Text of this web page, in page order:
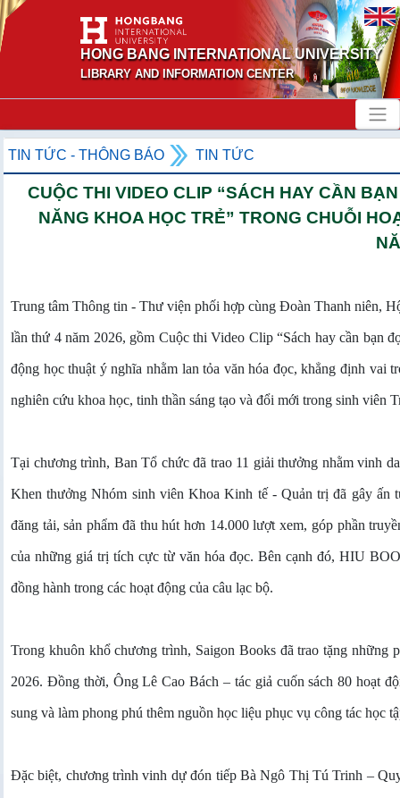
HONG BANG INTERNATIONAL UNIVERSITY
LIBRARY AND INFORMATION CENTER
TIN TỨC - THÔNG BÁO TIN TỨC
CUỘC THI VIDEO CLIP “SÁCH HAY CẦN
NĂNG KHOA HỌC TRẺ” TRONG CHUỖI
Trung tâm Thông tin - Thư viện phối hợp cùng Đoàn Thanh niên,
lần thứ 4 năm 2026, gồm Cuộc thi Video Clip “Sách hay cần bạn
động học thuật ý nghĩa nhằm lan tỏa văn hóa đọc, khẳng định vai
nghiên cứu khoa học, tinh thần sáng tạo và đổi mới trong sinh viên
Tại chương trình, Ban Tổ chức đã trao 11 giải thưởng nhằm vinh
Khen thưởng Nhóm sinh viên Khoa Kinh tế - Quản trị đã gây ấn
đăng tải, sản phẩm đã thu hút hơn 14.000 lượt xem, góp phần
của những giá trị tích cực từ văn hóa đọc. Bên cạnh đó, HIU
đồng hành trong các hoạt động của câu lạc bộ.
Trong khuôn khổ chương trình, Saigon Books đã trao tặng những
2026. Đồng thời, Ông Lê Cao Bách – tác giả cuốn sách 80 hoạt
sung và làm phong phú thêm nguồn học liệu phục vụ công tác học
Đặc biệt, chương trình vinh dự đón tiếp Bà Ngô Thị Tú Trinh –